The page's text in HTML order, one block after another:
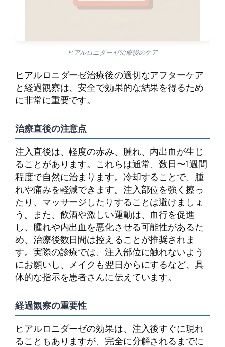
ヒアルロニダーゼ治療後のケア
ヒアルロニダーゼ治療後の適切なアフターケア
と経過観察は、安全で効果的な結果を得るため
に非常に重要です。
治療直後の注意点
注入直後は、軽度の赤み、腫れ、内出血が生じ
ることがあります。これらは通常、数日〜1週間
程度で自然に治まります。冷却することで、腫
れや痛みを軽減できます。注入部位を強く擦っ
たり、マッサージしたりすることは避けましょ
う。また、飲酒や激しい運動は、血行を促進
し、腫れや内出血を悪化させる可能性があるた
め、治療後数日間は控えることが推奨されま
す。実際の診療では、注入部位に触れないよう
にお願いし、メイクも翌日からにするなど、具
体的な指示を患者さんに伝えています。
経過観察の重要性
ヒアルロニダーゼの効果は、注入後すぐに現れ
ることもありますが、完全に分解されるまでに